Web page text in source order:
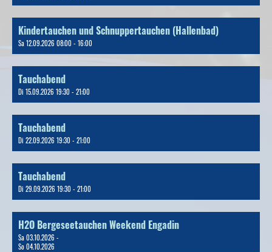
Kindertauchen und Schnuppertauchen (Hallenbad)
Sa 12.09.2026 08:00 - 16:00
Tauchabend
Di 15.09.2026 19:30 - 21:00
Tauchabend
Di 22.09.2026 19:30 - 21:00
Tauchabend
Di 29.09.2026 19:30 - 21:00
H2O Bergeseetauchen Weekend Engadin
Sa 03.10.2026 -
So 04.10.2026